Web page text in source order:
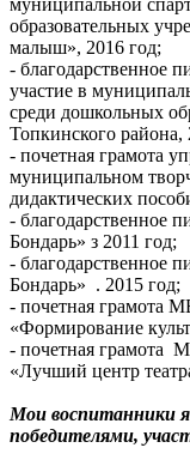
образовательных
малыш», 2016 год;
- благодарственное
участие в
среди дошкольных
Топкинского района,
- почетная грамота
муниципальном
дидактических
- благодарственное
Бондарь» з 2011 год;
- благодарственное
Бондарь» . 2015 год;
- почетная грамота
«Формирование
- почетная грамота
«Лучший центр
Мои воспитанники
победителями,